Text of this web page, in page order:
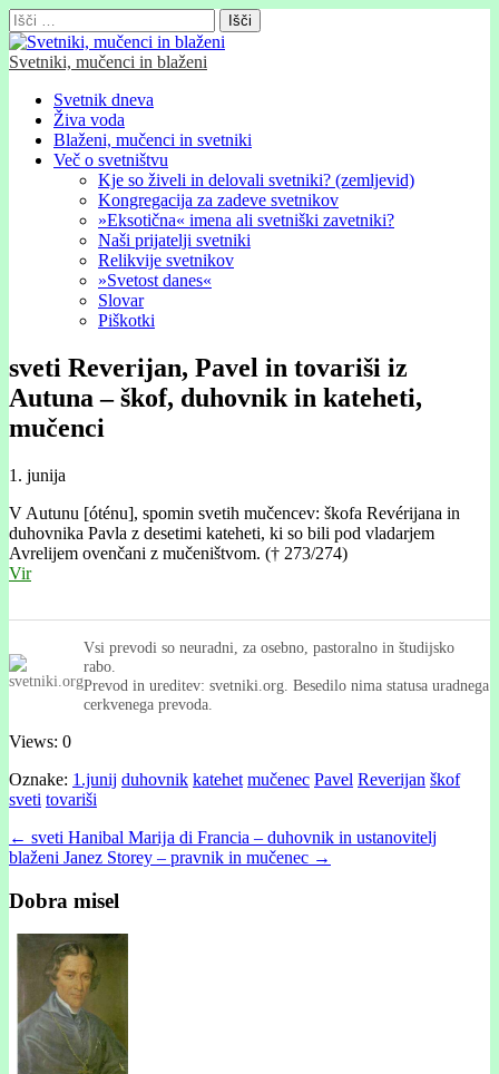
Išči:
Svetniki, mučenci in blaženi
Glavni
meni
Skip
content
Svetnik dneva
Živa voda
Blaženi, mučenci in svetniki
Več o svetništvu
Kje so živeli in delovali svetniki? (zemljevid)
Kongregacija za zadeve svetnikov
»Eksotična« imena ali svetniški zavetniki?
Naši prijatelji svetniki
Relikvije svetnikov
»Svetost danes«
Slovar
Piškotki
sveti Reverijan, Pavel in tovariši iz
Autuna – škof, duhovnik in kateheti,
mučenci
1. junija
V Autunu [óténu], spomin svetih mučencev: škofa Revérijana in
duhovnika Pavla z desetimi kateheti, ki so bili pod vladarjem
Avrelijem ovenčani z mučeništvom. († 273/274)
Vir
Vsi prevodi so neuradni, za osebno, pastoralno in študijsko
rabo.
Prevod in ureditev: svetniki.org. Besedilo nima statusa uradnega
cerkvenega prevoda.
Views: 0
Oznake: 1.junij duhovnik katehet mučenec Pavel Reverijan škof
sveti tovariši
Post
navigation
← sveti Hanibal Marĳa di Francia – duhovnik in ustanovitelj
blaženi Janez Storey – pravnik in mučenec →
Dobra misel